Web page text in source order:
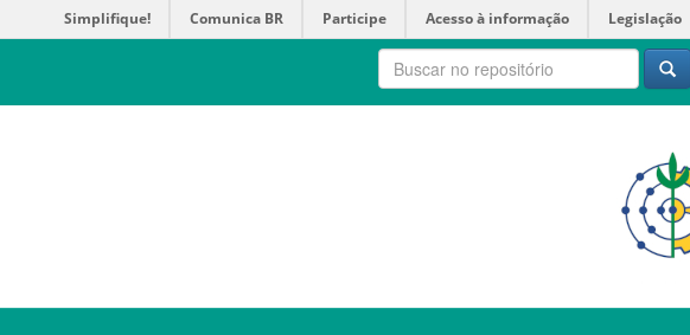
Simplifique! Comunica BR Participe Acesso à informação Legislação